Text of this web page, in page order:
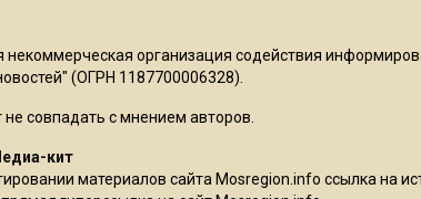
некоммерческая организация содействия
(ОГРН 1187700006328).
совпадать с мнением авторов.
кит
материалов сайта Mosregion.info ссылка на